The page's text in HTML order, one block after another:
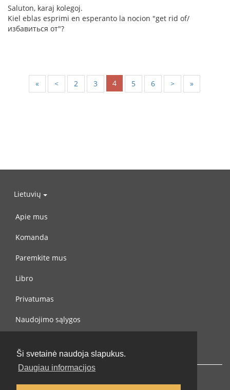
Ši svetainė naudoja slapukus.
Daugiau informacijos
Saluton, karaj kolegoj.
Kiel eblas esprimi en esperanto la nocion "get rid of/
избавиться от"?
« < 2 3 4 5 6 > »
Lietuvių
Apie mus
Komanda
Paremkite mus
Libro
Privatumas
Naudojimo sąlygos